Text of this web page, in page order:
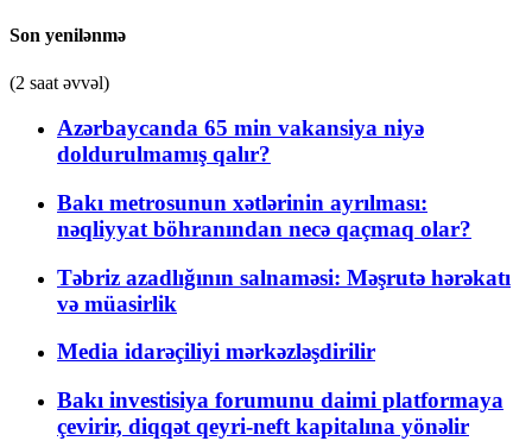
Son yenilənmə
(2 saat əvvəl)
Azərbaycanda 65 min vakansiya niyə
doldurulmamış qalır?
Bakı metrosunun xətlərinin ayrılması:
nəqliyyat böhranından necə qaçmaq olar?
Təbriz azadlığının salnaməsi: Məşrutə hərəkatı
və müasirlik
Media idarəçiliyi mərkəzləşdirilir
Bakı investisiya forumunu daimi platformaya
çevirir, diqqət qeyri-neft kapitalına yönəlir